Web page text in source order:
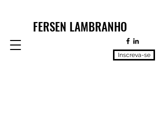
FERSEN LAMBRANHO
Inscreva-se